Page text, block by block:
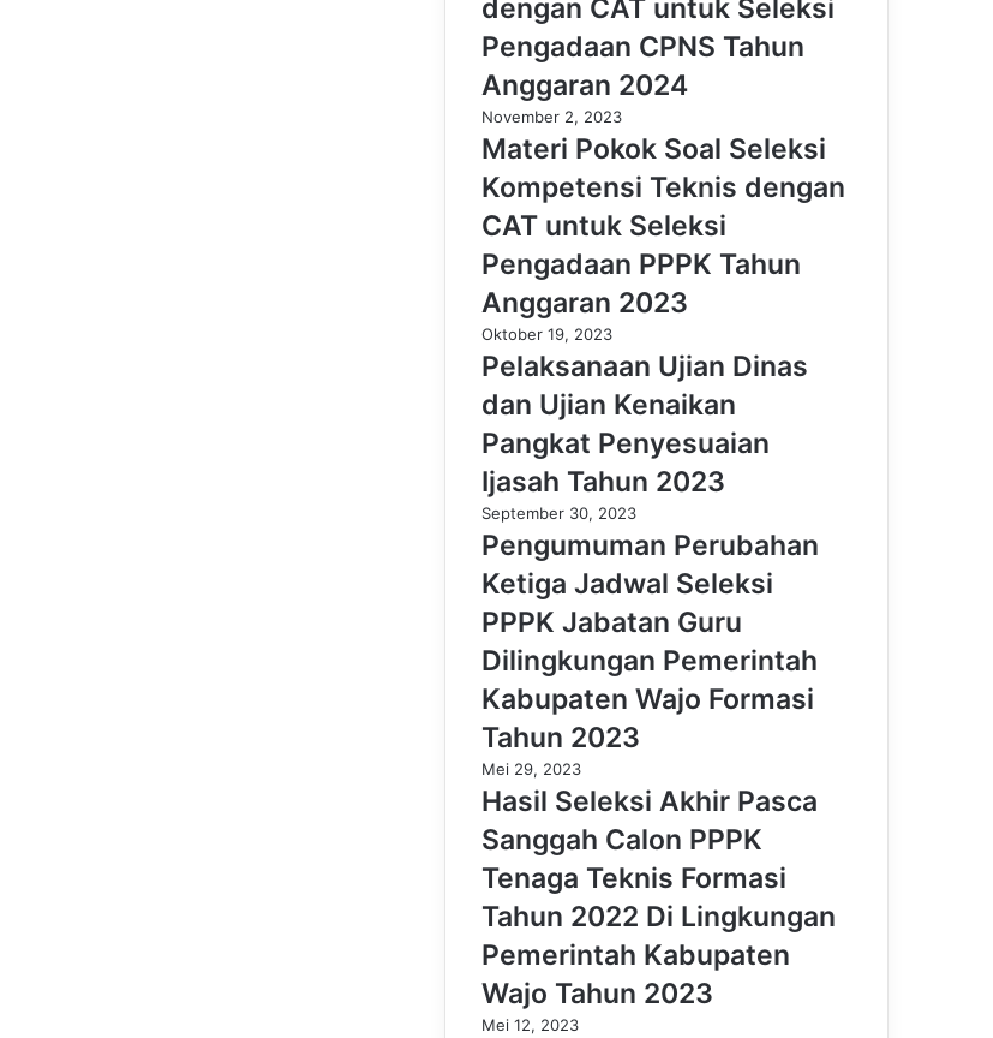
dengan CAT untuk Seleksi
Pengadaan CPNS Tahun
Anggaran 2024
November 2, 2023
Materi Pokok Soal Seleksi
Kompetensi Teknis dengan
CAT untuk Seleksi
Pengadaan PPPK Tahun
Anggaran 2023
Oktober 19, 2023
Pelaksanaan Ujian Dinas
dan Ujian Kenaikan
Pangkat Penyesuaian
Ijasah Tahun 2023
September 30, 2023
Pengumuman Perubahan
Ketiga Jadwal Seleksi
PPPK Jabatan Guru
Dilingkungan Pemerintah
Kabupaten Wajo Formasi
Tahun 2023
Mei 29, 2023
Hasil Seleksi Akhir Pasca
Sanggah Calon PPPK
Tenaga Teknis Formasi
Tahun 2022 Di Lingkungan
Pemerintah Kabupaten
Wajo Tahun 2023
Mei 12, 2023